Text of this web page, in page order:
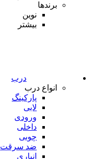
برندها
نوین
بیشتر
درب
انواع درب
پارکینگ
لابی
ورودی
داخلی
چوبی
ضد سرقت
انباری